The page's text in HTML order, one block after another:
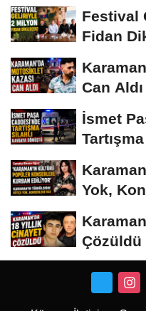
Festival
Fidan
Can Aldı
İsmet
Yok,
Çözüldü